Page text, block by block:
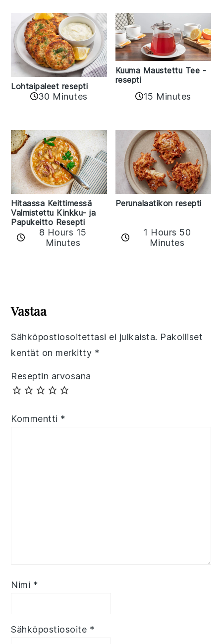
Lohtaipaleet resepti
30 Minutes
Kuuma Maustettu Tee -
resepti
15 Minutes
Hitaassa Keittimessä
Valmistettu Kinkku- ja
Papukeitto Resepti
8 Hours 15
Minutes
Perunalaatikon resepti
1 Hours 50
Minutes
Interactions
Vastaa
Sähköpostiosoitettasi ei julkaista. Pakolliset
kentät on merkitty *
Reseptin arvosana
Kommentti *
Nimi *
Sähköpostiosoite *